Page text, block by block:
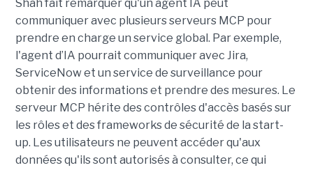
Shah fait remarquer qu'un agent IA peut
communiquer avec plusieurs serveurs MCP pour
prendre en charge un service global. Par exemple,
l'agent d’IA pourrait communiquer avec Jira,
ServiceNow et un service de surveillance pour
obtenir des informations et prendre des mesures. Le
serveur MCP hérite des contrôles d'accès basés sur
les rôles et des frameworks de sécurité de la start-
up. Les utilisateurs ne peuvent accéder qu'aux
données qu'ils sont autorisés à consulter, ce qui